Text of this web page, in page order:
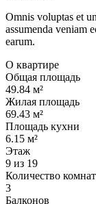
Omnis voluptas et
assumenda veniam
earum.
О квартире
Общая площадь
49.84 м²
Жилая площадь
69.43 м²
Площадь кухни
6.15 м²
Этаж
9 из 19
Количество комнат
3
Балконов